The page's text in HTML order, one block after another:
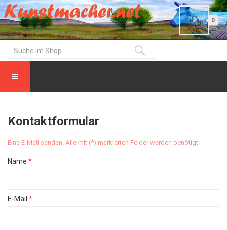
0
Kontaktformular
Eine E-Mail senden. Alle mit (*) markierten Felder werden benötigt.
Name *
E-Mail *